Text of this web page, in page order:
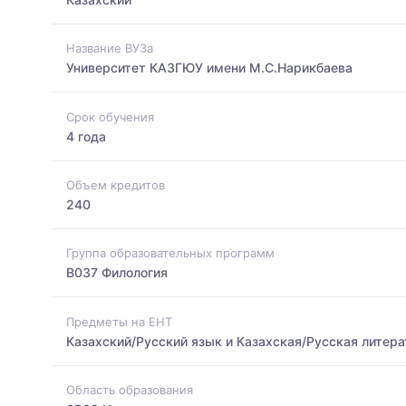
Название ВУЗа
Университет КАЗГЮУ имени М.С.Нарикбаева
Срок обучения
4 года
Объем кредитов
240
Группа образовательных программ
B037 Филология
Предметы на ЕНТ
Казахский/Русский язык и Казахская/Русская
Область образования